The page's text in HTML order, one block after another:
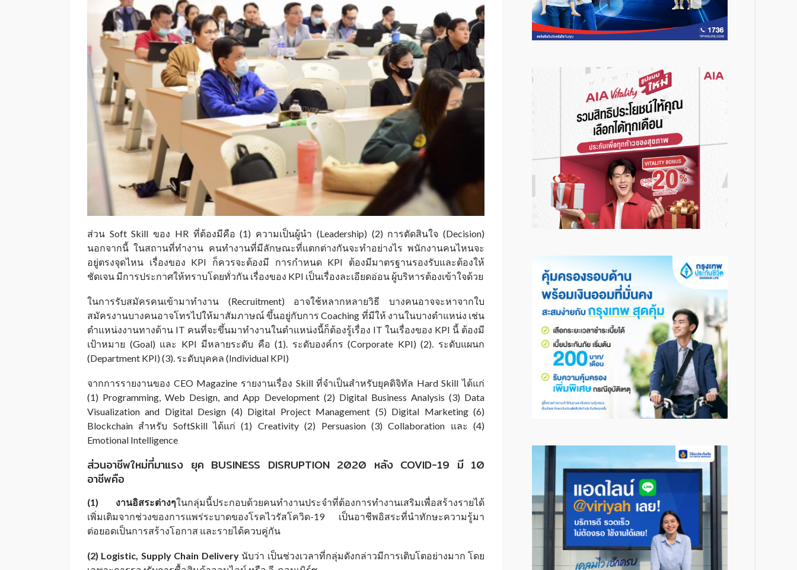
ส่วน Soft Skill ของ HR ที่ต้องมีคือ (1) ความเป็นผู้นำ (Leadership) (2) การตัดสินใจ (Decision)
นอกจากนี้ ในสถานที่ทำงาน คนทำงานที่มีลักษณะที่แตกต่างกันจะทำอย่างไร พนักงานคนไหนจะ
อยู่ตรงจุดไหน เรื่องของ KPI ก็ควรจะต้องมี การกำหนด KPI ต้องมีมาตรฐานรองรับและต้องให้
ชัดเจน มีการประกาศให้ทราบโดยทั่วกัน เรื่องของ KPI เป็นเรื่องละเอียดอ่อน ผู้บริหารต้องเข้าใจด้วย
ในการรับสมัครคนเข้ามาทำงาน (Recruitment) อาจใช้หลากหลายวิธี บางคนอาจจะหาจากใบ
สมัครงานบางคนอาจโทรไปให้มาสัมภาษณ์ ขึ้นอยู่กับการ Coaching ที่มีให้ งานในบางตำแหน่ง เช่น
ตำแหน่งงานทางด้าน IT คนที่จะขึ้นมาทำงานในตำแหน่งนี้ก็ต้องรู้เรื่อง IT ในเรื่องของ KPI นี้ ต้องมี
เป้าหมาย (Goal) และ KPI มีหลายระดับ คือ (1). ระดับองค์กร (Corporate KPI) (2). ระดับแผนก
(Department KPI) (3). ระดับบุคคล (Individual KPI)
จากการรายงานของ CEO Magazine รายงานเรื่อง Skill ที่จำเป็นสำหรับยุคดิจิทัล Hard Skill ได้แก่
(1) Programming, Web Design, and App Development (2) Digital Business Analysis (3) Data
Visualization and Digital Design (4) Digital Project Management (5) Digital Marketing (6)
Blockchain สำหรับ SoftSkill ได้แก่ (1) Creativity (2) Persuasion (3) Collaboration และ (4)
Emotional Intelligence
ส่วนอาชีพใหม่ที่มาแรง ยุค BUSINESS DISRUPTION 2020 หลัง COVID-19 มี 10
อาชีพคือ
(1) งานอิสระต่างๆในกลุ่มนี้ประกอบด้วยคนทำงานประจำที่ต้องการทำงานเสริมเพื่อสร้างรายได้
เพิ่มเติมจากช่วงของการแพร่ระบาดของโรคไวรัสโควิด-19 เป็นอาชีพอิสระที่นำทักษะความรู้มา
ต่อยอดเป็นการสร้างโอกาส และรายได้ควบคู่กัน
(2) Logistic, Supply Chain Deliveryนับว่า เป็นช่วงเวลาที่กลุ่มดังกล่าวมีการเติบโตอย่างมาก โดย